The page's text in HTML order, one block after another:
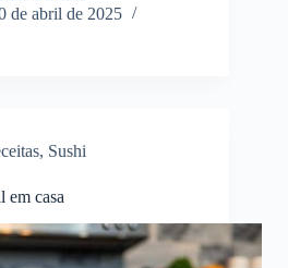
de abril de 2025
, Sushi
em casa